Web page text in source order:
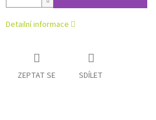
Detailní informace
ZEPTAT SE SDÍLET